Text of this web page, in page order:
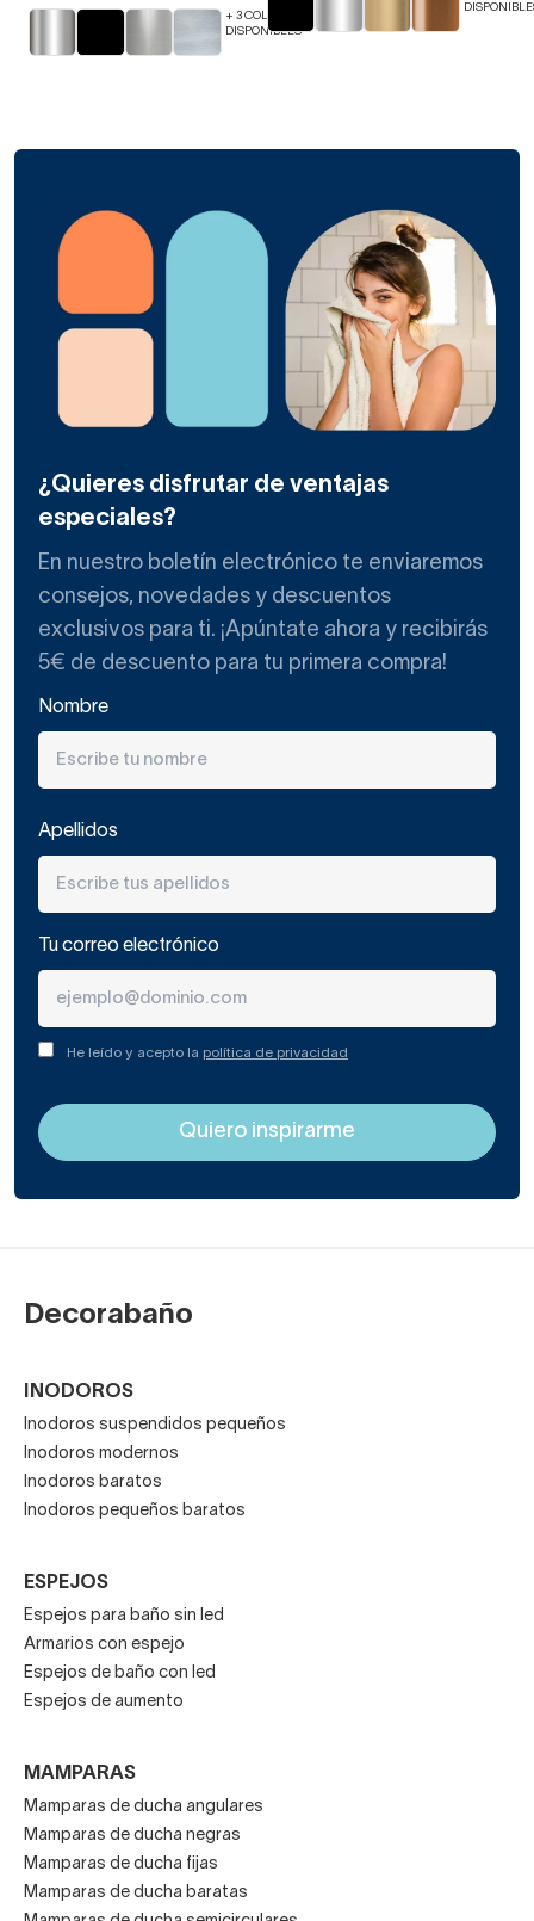
+ 3 COLORES
DISPONIBLES
¿Quieres disfrutar de ventajas
especiales?
En nuestro boletín electrónico te enviaremos
consejos, novedades y descuentos
exclusivos para ti. ¡Apúntate ahora y recibirás
5€ de descuento para tu primera compra!
Nombre
Apellidos
Tu correo electrónico
He leído y acepto la política de privacidad
Decorabaño
INODOROS
Inodoros suspendidos pequeños
Inodoros modernos
Inodoros baratos
Inodoros pequeños baratos
ESPEJOS
Espejos para baño sin led
Armarios con espejo
Espejos de baño con led
Espejos de aumento
MAMPARAS
Mamparas de ducha angulares
Mamparas de ducha negras
Mamparas de ducha fijas
Mamparas de ducha baratas